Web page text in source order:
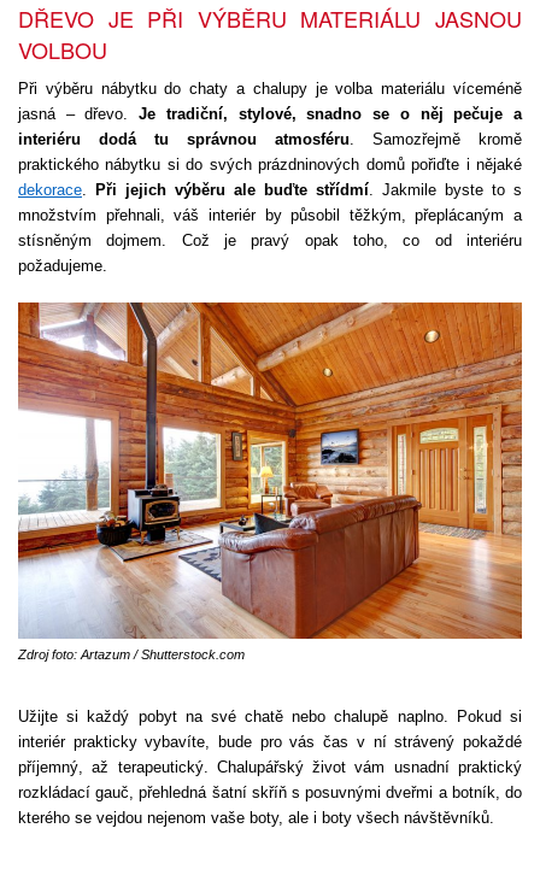
DŘEVO JE PŘI VÝBĚRU MATERIÁLU JASNOU
VOLBOU
Při výběru nábytku do chaty a chalupy je volba materiálu víceméně
jasná – dřevo.Je tradiční, stylové, snadno se o něj pečuje a
interiéru dodá tu správnou atmosféru. Samozřejmě kromě
praktického nábytku si do svých prázdninových domů pořiďte i nějaké
dekorace. Při jejich výběru ale buďte střídmí. Jakmile byste to s
množstvím přehnali, váš interiér by působil těžkým, přeplácaným a
stísněným dojmem. Což je pravý opak toho, co od interiéru
požadujeme.
Zdroj foto: Artazum / Shutterstock.com
Užijte si každý pobyt na své chatě nebo chalupě naplno. Pokud si
interiér prakticky vybavíte, bude pro vás čas v ní strávený pokaždé
příjemný, až terapeutický. Chalupářský život vám usnadní praktický
rozkládací gauč, přehledná šatní skříň s posuvnými dveřmi a botník, do
kterého se vejdou nejenom vaše boty, ale i boty všech návštěvníků.